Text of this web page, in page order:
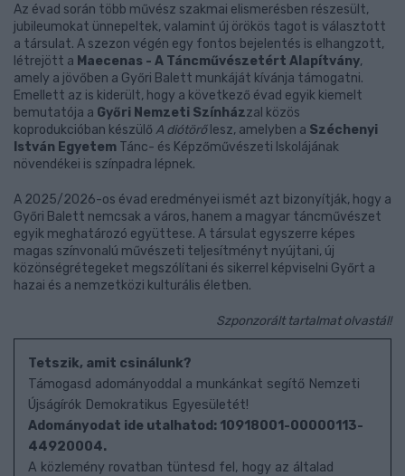
Az évad során több művész szakmai elismerésben részesült,
jubileumokat ünnepeltek, valamint új örökös tagot is választott
a társulat. A szezon végén egy fontos bejelentés is elhangzott,
létrejött a Maecenas - A Táncművészetért Alapítvány,
amely a jövőben a Győri Balett munkáját kívánja támogatni.
Emellett az is kiderült, hogy a következő évad egyik kiemelt
bemutatója a Győri Nemzeti Színházzal közös
koprodukcióban készülő A diótörőlesz, amelyben a Széchenyi
István Egyetem Tánc- és Képzőművészeti Iskolájának
növendékei is színpadra lépnek.
A 2025/2026-os évad eredményei ismét azt bizonyítják, hogy a
Győri Balett nemcsak a város, hanem a magyar táncművészet
egyik meghatározó együttese. A társulat egyszerre képes
magas színvonalú művészeti teljesítményt nyújtani, új
közönségrétegeket megszólítani és sikerrel képviselni Győrt a
hazai és a nemzetközi kulturális életben.
Szponzorált tartalmat olvastál!
Tetszik, amit csinálunk?
Támogasd adományoddal a munkánkat segítő Nemzeti
Újságírók Demokratikus Egyesületét!
Adományodat ide utalhatod: 10918001-00000113-
44920004.
A közlemény rovatban tüntesd fel, hogy az általad